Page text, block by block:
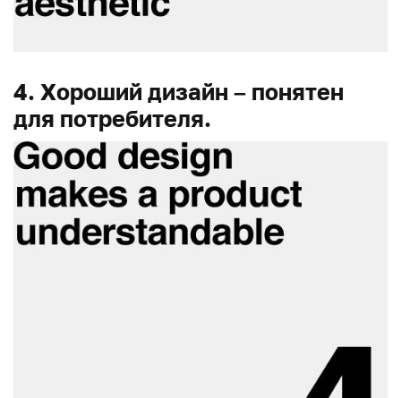
4. Хороший дизайн – понятен
для потребителя.